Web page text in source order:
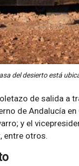
del desierto está
de salida a
de Andalucía
y el
entre otros.